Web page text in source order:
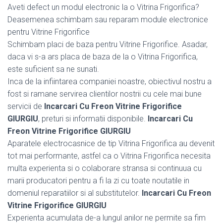
Aveti defect un modul electronic la o Vitrina Frigorifica?
Deasemenea schimbam sau reparam module electronice
pentru Vitrine Frigorifice
Schimbam placi de baza pentru Vitrine Frigorifice. Asadar,
daca vi s-a ars placa de baza de la o Vitrina Frigorifica,
este suficient sa ne sunati.
Inca de la infiintarea companiei noastre, obiectivul nostru a
fost si ramane servirea clientilor nostrii cu cele mai bune
servicii de Incarcari Cu Freon Vitrine Frigorifice
GIURGIU, preturi si informatii disponibile. Incarcari Cu
Freon Vitrine Frigorifice GIURGIU
Aparatele electrocasnice de tip Vitrina Frigorifica au devenit
tot mai performante, astfel ca o Vitrina Frigorifica necesita
multa experienta si o colaborare stransa si continuua cu
marii producatori pentru a fi la zi cu toate noutatile in
domeniul reparatiilor si al substitutelor. Incarcari Cu Freon
Vitrine Frigorifice GIURGIU
Experienta acumulata de-a lungul anilor ne permite sa fim